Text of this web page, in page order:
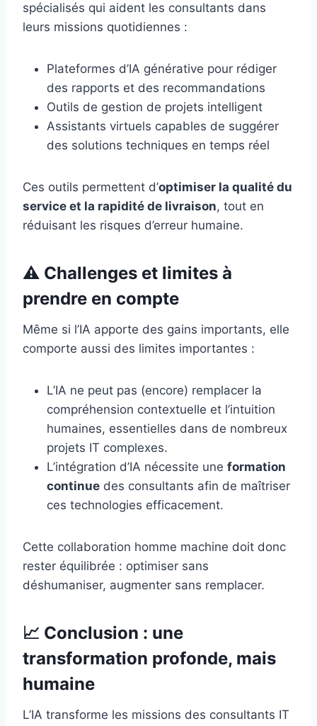
spécialisés qui aident les consultants dans
leurs missions quotidiennes :
Plateformes d’IA générative pour rédiger
des rapports et des recommandations
Outils de gestion de projets intelligent
Assistants virtuels capables de suggérer
des solutions techniques en temps réel
Ces outils permettent d’optimiser la qualité du
service et la rapidité de livraison, tout en
réduisant les risques d’erreur humaine.
⚠️ Challenges et limites à
prendre en compte
Même si l’IA apporte des gains importants, elle
comporte aussi des limites importantes :
L’IA ne peut pas (encore) remplacer la
compréhension contextuelle et l’intuition
humaines, essentielles dans de nombreux
projets IT complexes.
L’intégration d’IA nécessite une formation
continue des consultants afin de maîtriser
ces technologies efficacement.
Cette collaboration homme machine doit donc
rester équilibrée : optimiser sans
déshumaniser, augmenter sans remplacer.
📈 Conclusion : une
transformation profonde, mais
humaine
L’IA transforme les missions des consultants IT